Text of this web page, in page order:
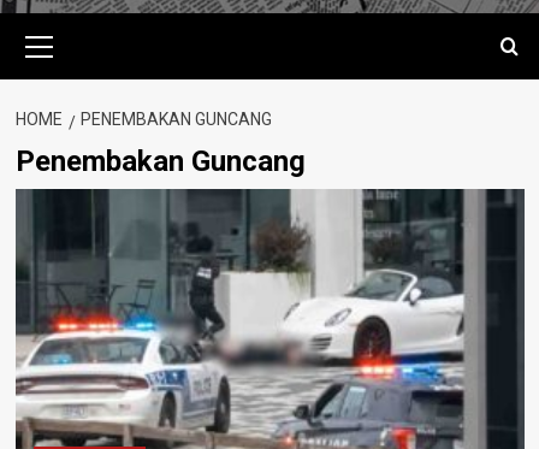
Menu
HOME PENEMBAKAN GUNCANG
Penembakan Guncang